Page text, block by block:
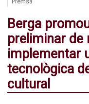
Berga
preliminar de
implementar
tecnològica
cultural